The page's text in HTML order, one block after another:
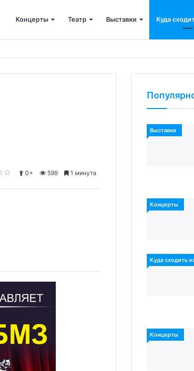
Концерты Театр Выставки Куда
0+ 599 1 минута
Выставки
Концерты
Куда сходить
Концерты